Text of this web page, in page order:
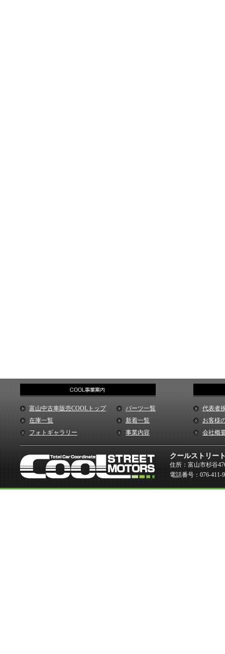
富山中古車販売COOLトップ
パーツ一覧
在庫一覧
新着一覧
フォトギャラリー
事業内容
代表者
お客様
会社概
クールストリー
住所：富山市杉谷
電話番号：076-